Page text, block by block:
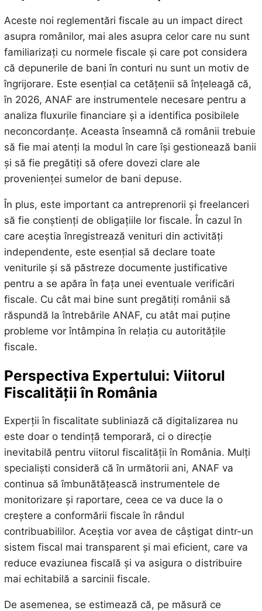
Aceste noi reglementări fiscale au un impact direct
asupra românilor, mai ales asupra celor care nu sunt
familiarizați cu normele fiscale și care pot considera
că depunerile de bani în conturi nu sunt un motiv de
îngrijorare. Este esențial ca cetățenii să înțeleagă că,
în 2026, ANAF are instrumentele necesare pentru a
analiza fluxurile financiare și a identifica posibilele
neconcordanțe. Aceasta înseamnă că românii trebuie
să fie mai atenți la modul în care își gestionează banii
și să fie pregătiți să ofere dovezi clare ale
provenienței sumelor de bani depuse.
În plus, este important ca antreprenorii și freelanceri
să fie conștienți de obligațiile lor fiscale. În cazul în
care aceștia înregistrează venituri din activități
independente, este esențial să declare toate
veniturile și să păstreze documente justificative
pentru a se apăra în fața unei eventuale verificări
fiscale. Cu cât mai bine sunt pregătiți românii să
răspundă la întrebările ANAF, cu atât mai puține
probleme vor întâmpina în relația cu autoritățile
fiscale.
Perspectiva Expertului: Viitorul
Fiscalității în România
Experții în fiscalitate subliniază că digitalizarea nu
este doar o tendință temporară, ci o direcție
inevitabilă pentru viitorul fiscalității în România. Mulți
specialiști consideră că în următorii ani, ANAF va
continua să îmbunătățească instrumentele de
monitorizare și raportare, ceea ce va duce la o
creștere a conformării fiscale în rândul
contribuabililor. Aceștia vor avea de câștigat dintr-un
sistem fiscal mai transparent și mai eficient, care va
reduce evaziunea fiscală și va asigura o distribuire
mai echitabilă a sarcinii fiscale.
De asemenea, se estimează că, pe măsură ce